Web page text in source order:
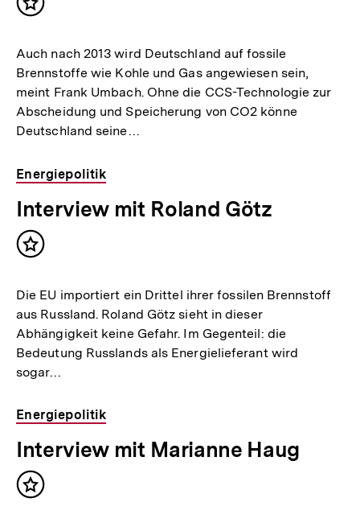
Inhalt
Auch nach 2013 wird Deutschland auf fossile
Brennstoffe wie Kohle und Gas angewiesen sein,
meint Frank Umbach. Ohne die CCS-Technologie zur
Abscheidung und Speicherung von CO2 könne
Deutschland seine…
Energiepolitik
Interview mit Roland Götz
Inhalt
Die EU importiert ein Drittel ihrer fossilen Brennstoff
aus Russland. Roland Götz sieht in dieser
Abhängigkeit keine Gefahr. Im Gegenteil: die
Bedeutung Russlands als Energielieferant wird
sogar…
Energiepolitik
Interview mit Marianne Haug
Inhalt